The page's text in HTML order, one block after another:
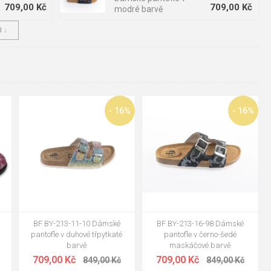
podrážka v pračce trochu trpí, ale jednou za pár měsíců
709,00 Kč
modré barvě
709,00 Kč
↓
- 16%
BF BY-213-11-10 Dámské
pantofle v duhové třpytkaté
barvě
709,00 Kč 849,00 Kč
42 - 16%
BF BY-213-16-98 Dámské
pantofle v černo-šedé
maskáčové barvě
709,00 Kč 849,00 Kč
41 42